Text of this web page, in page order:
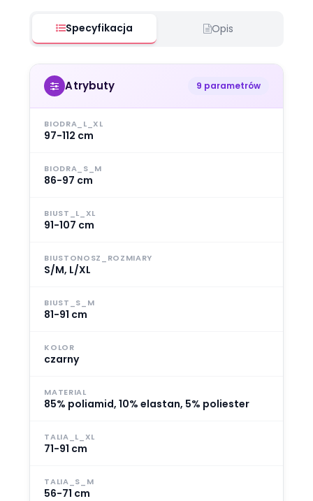
Specyfikacja Opis
Atrybuty 9 parametrów
BIODRA_L_XL
97-112 cm
BIODRA_S_M
86-97 cm
BIUST_L_XL
91-107 cm
BIUSTONOSZ_ROZMIARY
S/M, L/XL
BIUST_S_M
81-91 cm
KOLOR
czarny
MATERIAL
85% poliamid, 10% elastan, 5% poliester
TALIA_L_XL
71-91 cm
TALIA_S_M
56-71 cm